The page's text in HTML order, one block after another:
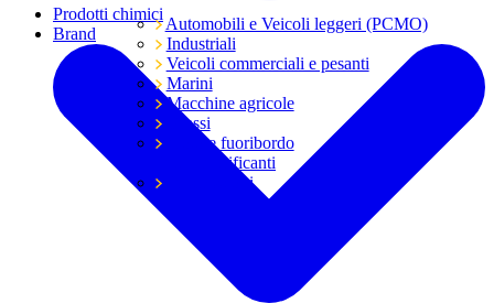
Automobili e Veicoli leggeri (PCMO)
Industriali
Veicoli commerciali e pesanti
Marini
Macchine agricole
Grassi
Moto e fuoribordo
Tutti i lubrificanti
Trasmissioni
Prodotti chimici
Brand